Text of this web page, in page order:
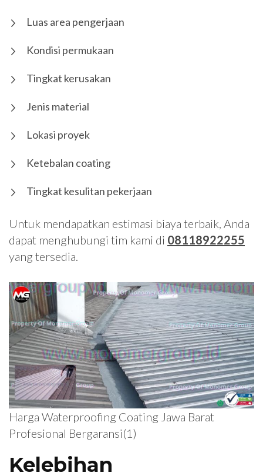
Luas area pengerjaan
Kondisi permukaan
Tingkat kerusakan
Jenis material
Lokasi proyek
Ketebalan coating
Tingkat kesulitan pekerjaan
Untuk mendapatkan estimasi biaya terbaik, Anda
dapat menghubungi tim kami di 08118922255
yang tersedia.
Harga Waterproofing Coating Jawa Barat
Profesional Bergaransi(1)
Kelebihan